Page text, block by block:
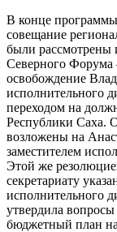
В конце программы
совещание
были рассмотрены
Северного Форума
освобождение
исполнительного
переходом на
Республики Саха.
возложены на
заместителем
Этой же
секретариату
исполнительного
утвердила
бюджетный план